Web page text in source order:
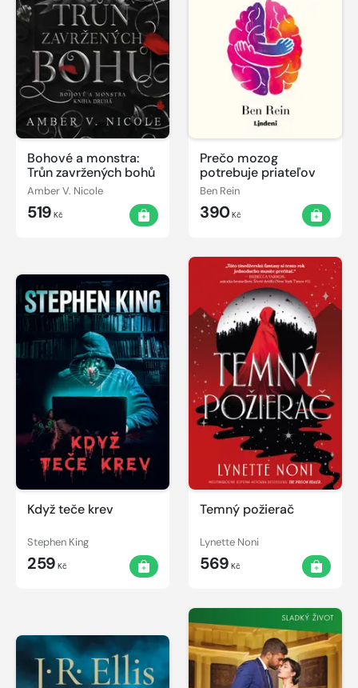
Bohové a monstra:
Trůn zavržených bohů
Amber V. Nicole
519 Kč
Prečo mozog
potrebuje priateľov
Ben Rein
390Kč
Když teče krev
Stephen King
259 Kč
Temný požierač
Lynette Noni
569 Kč